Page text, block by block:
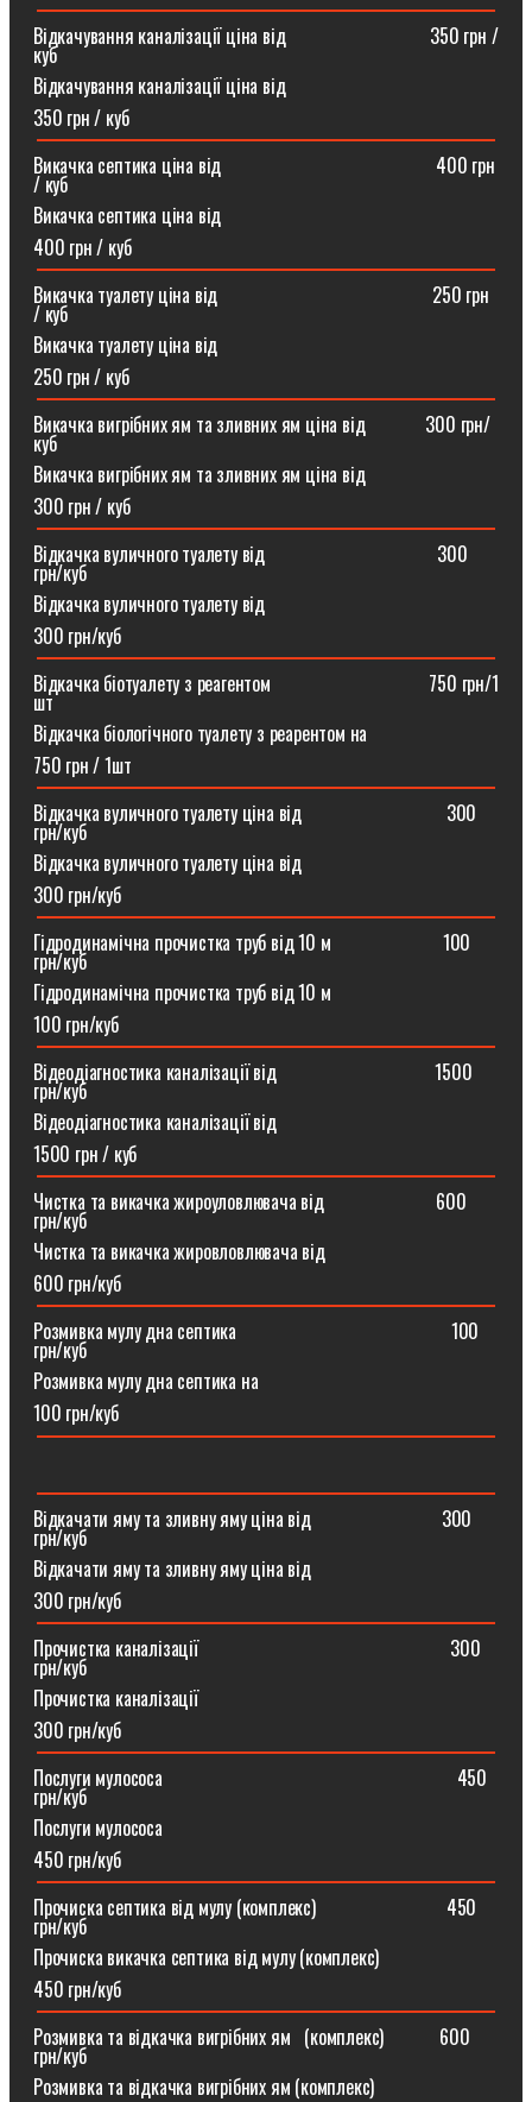
Відкачування каналізації ціна від ⠀⠀⠀⠀⠀⠀⠀⠀⠀⠀350 грн /
куб
Відкачування каналізації ціна від
350 грн / куб
Викачка септика ціна від ⠀⠀⠀⠀⠀⠀⠀⠀⠀⠀⠀⠀⠀⠀⠀400 грн
/ куб
Викачка септика ціна від
400 грн / куб
Викачка туалету ціна від ⠀⠀⠀⠀⠀⠀⠀⠀⠀⠀⠀⠀⠀⠀⠀250 грн
/ куб⠀
Викачка туалету ціна від
250 грн / куб
Викачка вигрібних ям та зливних ям ціна від ⠀⠀⠀⠀300 грн/
куб
Викачка вигрібних ям та зливних ям ціна від
300 грн / куб
Відкачка вуличного туалету від ⠀⠀⠀⠀⠀⠀⠀⠀⠀⠀⠀⠀300
грн/куб
Відкачка вуличного туалету від
300 грн/куб
Відкачка біотуалету з реагентом ⠀⠀⠀⠀⠀⠀⠀⠀⠀⠀⠀750 грн/1
шт
Відкачка біологічного туалету з реарентом на
750 грн / 1шт
Відкачка вуличного туалету ціна від ⠀⠀⠀⠀⠀⠀⠀⠀⠀⠀300
грн/куб
Відкачка вуличного туалету ціна від
300 грн/куб
Гідродинамічна прочистка труб від 10 м⠀⠀⠀⠀⠀⠀⠀⠀100
грн/куб
Гідродинамічна прочистка труб від 10 м
100 грн/куб
Відеодіагностика каналізації від ⠀⠀⠀⠀⠀⠀⠀⠀⠀⠀⠀1500
грн/куб
Відеодіагностика каналізації від
1500 грн / куб
Чистка та викачка жироуловлювача від⠀⠀⠀⠀⠀⠀⠀⠀600
грн/куб
Чистка та викачка жировловлювача від
600 грн/куб
Розмивка мулу дна септика ⠀⠀⠀⠀⠀⠀⠀⠀⠀⠀⠀⠀⠀⠀⠀100
грн/куб
Розмивка мулу дна септика на
100 грн/куб
Відкачати яму та зливну яму ціна від ⠀⠀⠀⠀⠀⠀⠀⠀⠀300
грн/куб
Відкачати яму та зливну яму ціна від
300 грн/куб
Прочистка каналізації⠀⠀⠀⠀⠀⠀⠀⠀⠀⠀⠀⠀⠀⠀⠀⠀⠀⠀300
грн/куб
Прочистка каналізації
300 грн/куб
Послуги мулососа⠀⠀⠀⠀⠀⠀⠀⠀⠀⠀⠀⠀⠀⠀⠀⠀⠀⠀⠀⠀⠀450
грн/куб
Послуги мулососа
450 грн/куб
Прочиска септика від мулу (комплекс) ⠀⠀⠀⠀⠀⠀⠀⠀⠀450
грн/куб
Прочиска викачка септика від мулу (комплекс)
450 грн/куб
Розмивка та відкачка вигрібних ям⠀(комплекс)⠀⠀⠀⠀600
грн/куб
Розмивка та відкачка вигрібних ям (комплекс)⠀